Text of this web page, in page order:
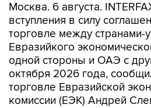
Москва. 6 августа.
вступления в силу
торговле между странами-
Евразийкого
одной стороны и ОАЭ с
октября 2026 года,
торговле Евразийской
комиссии (ЕЭК) Андрей